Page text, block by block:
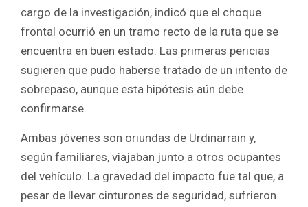
cargo de la investigación, indicó que el choque
frontal ocurrió en un tramo recto de la ruta que se
encuentra en buen estado. Las primeras pericias
sugieren que pudo haberse tratado de un intento de
sobrepaso, aunque esta hipótesis aún debe
confirmarse.
Ambas jóvenes son oriundas de Urdinarrain y,
según familiares, viajaban junto a otros ocupantes
del vehículo. La gravedad del impacto fue tal que, a
pesar de llevar cinturones de seguridad, sufrieron